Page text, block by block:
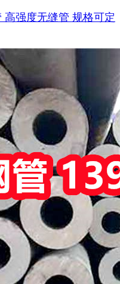
高强度无缝管 规格可定